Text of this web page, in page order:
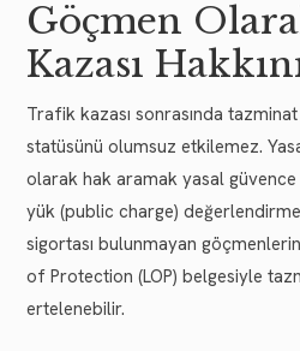
Göçmen
Kazası
Trafik kazası sonrasında
statüsünü olumsuz etkilemez.
olarak hak aramak yasal güvence
yük (public charge)
sigortası bulunmayan
of Protection (LOP) belgesiyle
ertelenebilir.